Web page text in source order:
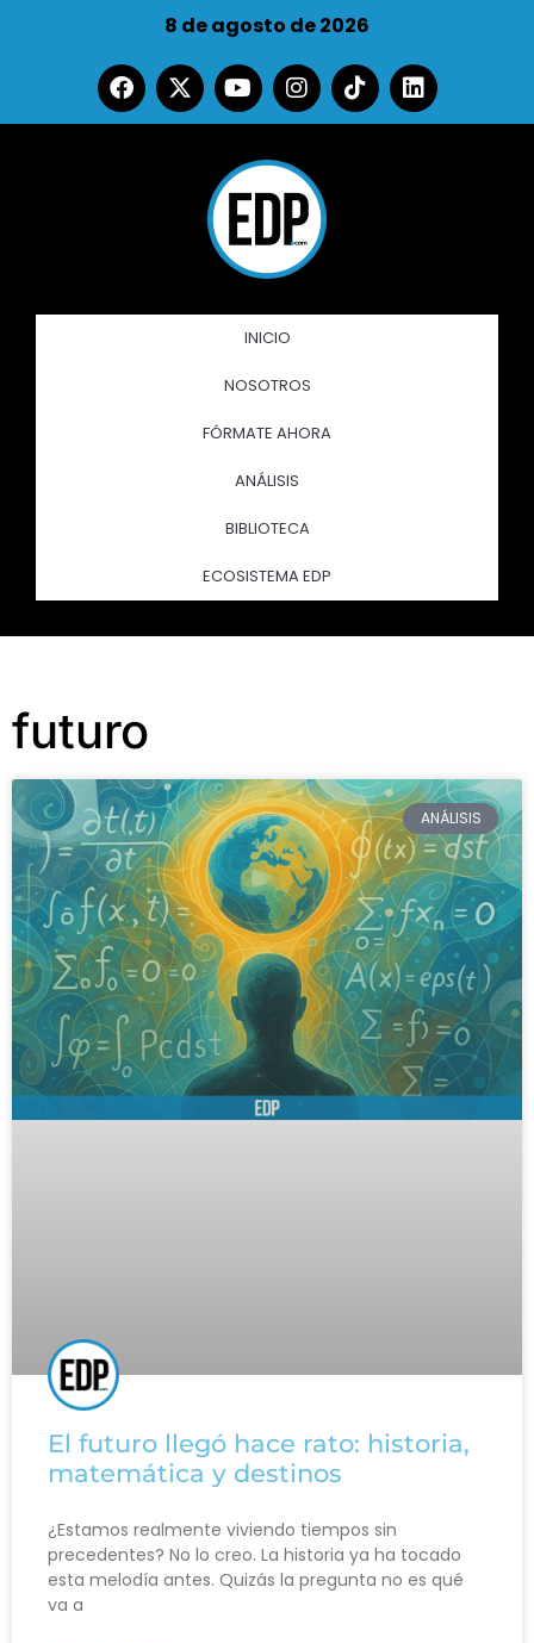
8 de agosto de 2026
INICIO
NOSOTROS
FÓRMATE AHORA
ANÁLISIS
BIBLIOTECA
ECOSISTEMA EDP
futuro
ANÁLISIS
El futuro llegó hace rato: historia,
matemática y destinos
¿Estamos realmente viviendo tiempos sin
precedentes? No lo creo. La historia ya ha tocado
esta melodía antes. Quizás la pregunta no es qué
va a